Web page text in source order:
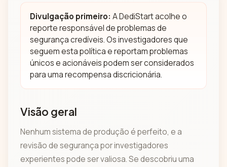
Divulgação primeiro: A DediStart acolhe o
reporte responsável de problemas de
segurança credíveis. Os investigadores que
seguem esta política e reportam problemas
únicos e acionáveis podem ser considerados
para uma recompensa discricionária.
Visão geral
Nenhum sistema de produção é perfeito, e a
revisão de segurança por investigadores
experientes pode ser valiosa. Se descobriu uma